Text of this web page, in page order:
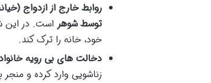
روابط خارج از ازدواج
توسط شوهر است. در این
خود، خانه را ترک کند.
دخالت های بی رویه
زناشویی وارد کرده و